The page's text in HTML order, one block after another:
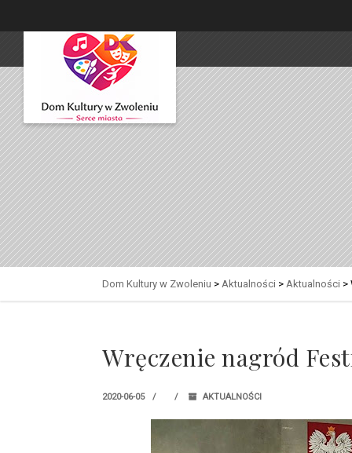
Dom Kultury w Zwoleniu > Aktualności > Aktualności >
Wręczenie nagród
2020-06-05 AKTUALNOŚCI